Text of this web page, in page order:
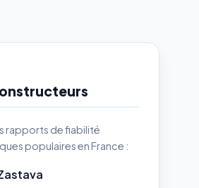
rapports de fiabilité
populaires en France :